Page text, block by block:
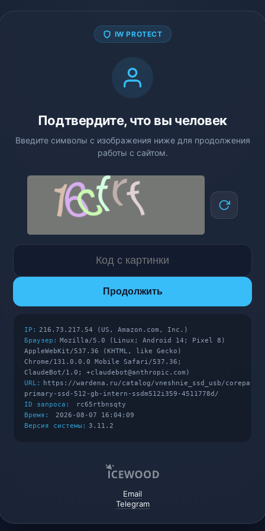
IW PROTECT
Подтвердите, что вы человек
Введите символы с изображения ниже для продолжения
работы с сайтом.
Продолжить
IP: 216.73.217.54 (US, Amazon.com, Inc.)
Браузер: Mozilla/5.0 (Linux; Android 14; Pixel 8)
AppleWebKit/537.36 (KHTML, like Gecko)
Chrome/131.0.0.0 Mobile Safari/537.36;
ClaudeBot/1.0; +claudebot@anthropic.com)
URL:
https://wardena.ru/catalog/vneshnie_ssd_usb/
primary-ssd-512-gb-intern-ssdm512i359-4511778d/
ID запроса:
rc65rtbnsqty
Время:
2026-08-07 16:04:09
Версия системы: 3.11.2
Email
Telegram